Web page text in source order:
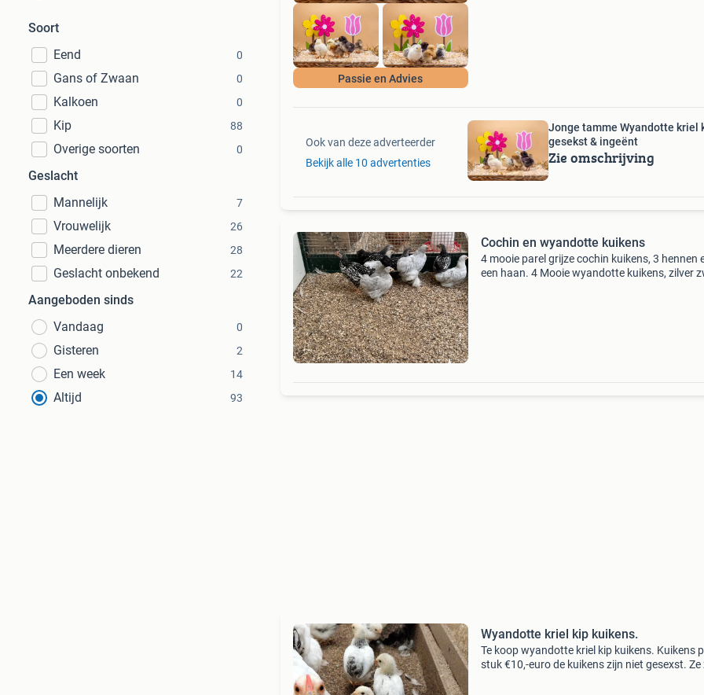
Soort
Eend
0
Gans of Zwaan 0
Kalkoen 0
Kip 88
Overige soorten 0
Geslacht
Mannelijk
7
Vrouwelijk 26
Meerdere dieren 28
Geslacht onbekend 22
Aangeboden sinds
Vandaag
0
Gisteren 2
Een week 14
Altijd 93
Passie en Advies
Ook van deze adverteerder
Bekijk alle 10 advertenties
Jonge tamme Wyandotte kriel
gesekst & ingeënt
Zie omschrijving
Cochin en wyandotte kuikens
4 mooie parel grijze cochin kuikens, 3 hennen
een haan. 4 Mooie wyandotte kuikens, zilver
Wyandotte kriel kip kuikens.
Te koop wyandotte kriel kip kuikens. Kuikens
stuk €10,-euro de kuikens zijn niet gesexst. Ze